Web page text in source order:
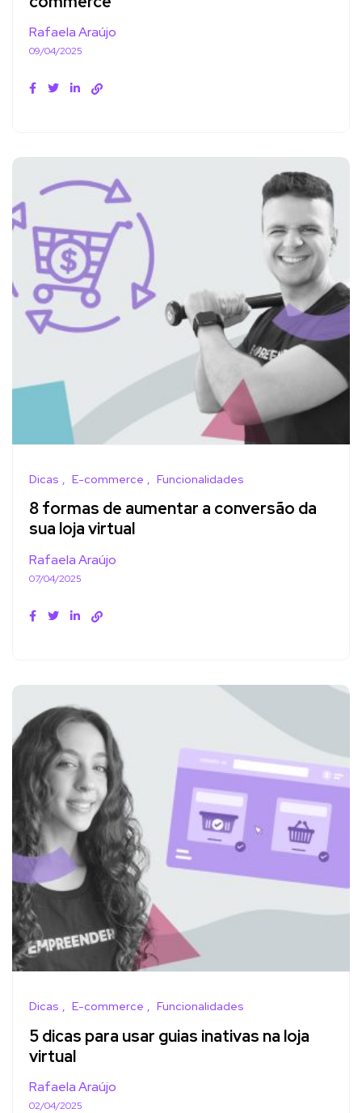
Rafaela Araújo
09/04/2025
Dicas E-commerce Funcionalidades
8 formas de aumentar a conversão da
sua loja virtual
Rafaela Araújo
07/04/2025
Dicas E-commerce Funcionalidades
5 dicas para usar guias inativas na loja
virtual
Rafaela Araújo
02/04/2025